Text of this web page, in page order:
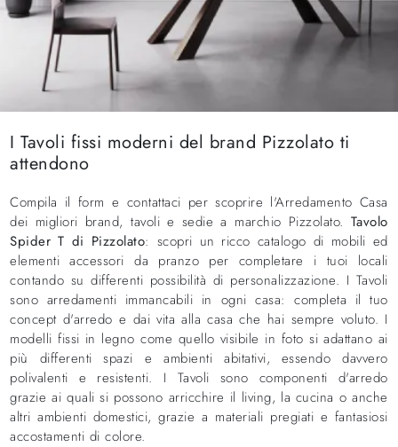
I Tavoli fissi moderni del brand Pizzolato ti
attendono
Compila il form e contattaci per scoprire l'Arredamento Casa
dei migliori brand, tavoli e sedie a marchio Pizzolato. Tavolo
Spider T di Pizzolato: scopri un ricco catalogo di mobili ed
elementi accessori da pranzo per completare i tuoi locali
contando su differenti possibilità di personalizzazione. I Tavoli
sono arredamenti immancabili in ogni casa: completa il tuo
concept d'arredo e dai vita alla casa che hai sempre voluto. I
modelli fissi in legno come quello visibile in foto si adattano ai
più differenti spazi e ambienti abitativi, essendo davvero
polivalenti e resistenti. I Tavoli sono componenti d'arredo
grazie ai quali si possono arricchire il living, la cucina o anche
altri ambienti domestici, grazie a materiali pregiati e fantasiosi
accostamenti di colore.